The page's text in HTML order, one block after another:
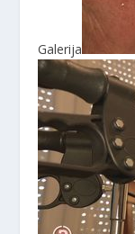
Galerija